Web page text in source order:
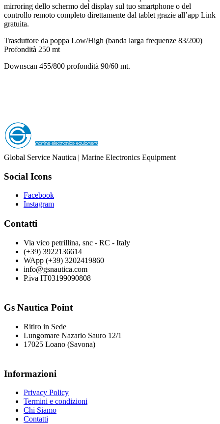
mirroring dello schermo del display sul tuo smartphone o del
controllo remoto completo direttamente dal tablet grazie all’app Link
gratuita.
Trasduttore da poppa Low/High (banda larga frequenze 83/200)
Profondità 250 mt
Downscan 455/800 profondità 90/60 mt.
Global Service Nautica | Marine Electronics Equipment
Social Icons
Facebook
Instagram
Contatti
Via vico petrillina, snc - RC - Italy
(+39) 3922136614
WApp (+39) 3202419860
info@gsnautica.com
P.iva IT03199090808
Gs Nautica Point
Ritiro in Sede
Lungomare Nazario Sauro 12/1
17025 Loano (Savona)
Informazioni
Privacy Policy
Termini e condizioni
Chi Siamo
Contatti